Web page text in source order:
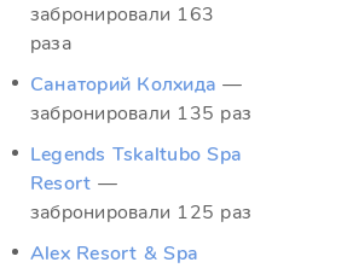
забронировали 163
раза
Санаторий Колхида —
забронировали 135 раз
Legends Tskaltubo Spa
Resort —
забронировали 125 раз
Alex Resort & Spa